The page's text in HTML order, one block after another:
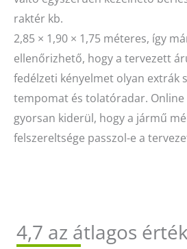
raktér kb.
2,85 × 1,90 × 1,75 méteres, így
ellenőrizhető, hogy a tervezett
fedélzeti kényelmet olyan extrák
tempomat és tolatóradar. Online
gyorsan kiderül, hogy a jármű
felszereltsége passzol-e a
4,7 az átlagos